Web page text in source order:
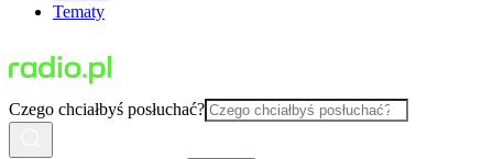
Tematy
Czego chciałbyś posłuchać?